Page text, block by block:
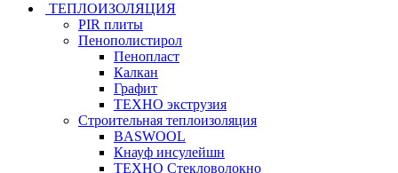
ТЕПЛОИЗОЛЯЦИЯ
PIR плиты
Пенополистирол
Пенопласт
Калкан
Графит
ТЕХНО экструзия
Строительная теплоизоляция
BASWOOL
Кнауф инсулейшн
ТЕХНО Стекловолокно